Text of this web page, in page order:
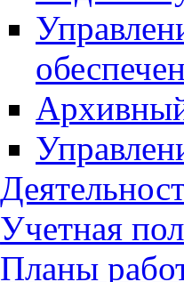
Учетная
Планы